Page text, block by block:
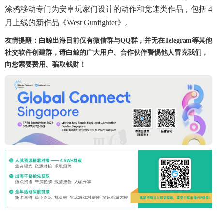
涂鸦移动专门为安卓玩家们设计的动作和竞速类作品，包括 4
月上线的新作品《West Gunfighter》。
友情提醒：白鲸出海目前仅有微信群与QQ群，并无在Telegram等其他
社交软件创建群，请白鲸的广大用户、合作伙伴警惕他人冒充我们，
向您索要费用、骗取钱财！